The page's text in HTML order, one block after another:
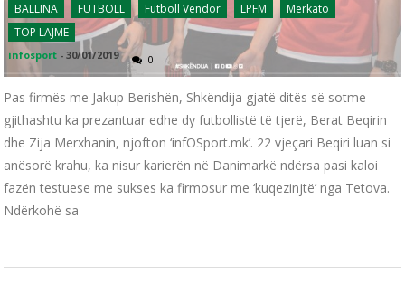
BALLINA FUTBOLL Futboll Vendor LPFM
Merkato
TOP LAJME
infosport -30/01/2019 0
Pas firmës me Jakup Berishën, Shkëndija gjatë ditës së sotme
gjithashtu ka prezantuar edhe dy futbollistë të tjerë, Berat Beqirin
dhe Zija Merxhanin, njofton ‘infOSport.mk’. 22 vjeçari Beqiri luan si
anësorë krahu, ka nisur karierën në Danimarkë ndërsa pasi kaloi
fazën testuese me sukses ka firmosur me ‘kuqezinjtë’ nga Tetova.
Ndërkohë sa